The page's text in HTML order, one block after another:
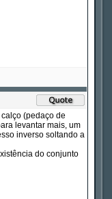
(pedaço de
levantar mais, um
inverso soltando a
do conjunto